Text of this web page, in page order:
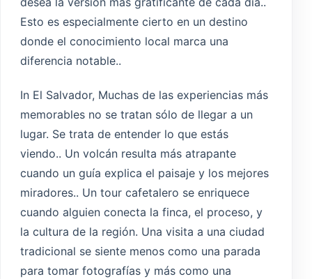
Esto es especialmente cierto en un destino
donde el conocimiento local marca una
diferencia notable..
In El Salvador, Muchas de las experiencias más
memorables no se tratan sólo de llegar a un
lugar. Se trata de entender lo que estás
viendo.. Un volcán resulta más atrapante
cuando un guía explica el paisaje y los mejores
miradores.. Un tour cafetalero se enriquece
cuando alguien conecta la finca, el proceso, y
la cultura de la región. Una visita a una ciudad
tradicional se siente menos como una parada
para tomar fotografías y más como una